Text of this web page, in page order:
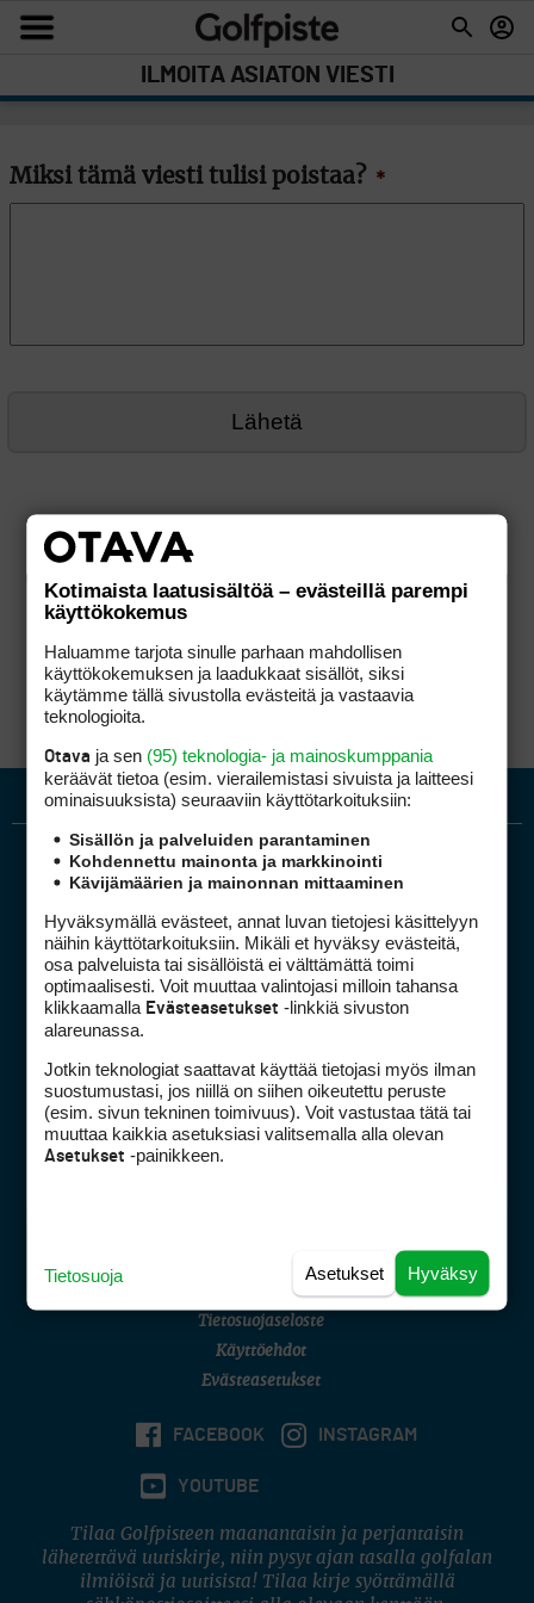
ILMOITA ASIATON VIESTI
Miksi tämä viesti tulisi poistaa? *
Golfpiste mediakortti
Golfpisteen yhteystiedot
DSA avoimuusraportti
Asiakaspalvelu
(digi) digi@otavamedia.fi
Tietosuojaseloste
Käyttöehdot
Evästeasetukset
FACEBOOK INSTAGRAM
YOUTUBE
Tilaa Golfpisteen maanantaisin ja perjantaisin
lähetettävä uutiskirje, niin pysyt ajan tasalla golfalan
ilmiöistä ja uutisista! Tilaa kirje syöttämällä
Kotimaista laatusisältöä – evästeillä parempi
käyttökokemus
Haluamme tarjota sinulle parhaan mahdollisen
käyttökokemuksen ja laadukkaat sisällöt, siksi
käytämme tällä sivustolla evästeitä ja vastaavia
teknologioita.
Otava ja sen (95) teknologia- ja mainoskumppania
keräävät tietoa (esim. vierailemis­tasi sivuista ja laitteesi
ominaisuuk­sista) seuraaviin käyttötarkoituksiin:
Sisällön ja palveluiden parantaminen
Kohdennettu mainonta ja markkinointi
Kävijämäärien ja mainonnan mittaaminen
Hyväksymällä evästeet, annat luvan tietojesi käsittelyyn
näihin käyttötarkoituksiin. Mikäli et hyväksy evästeitä,
osa palveluista tai sisällöistä ei välttämättä toimi
optimaalisesti. Voit muuttaa valintojasi milloin tahansa
klikkaamalla Evästeasetukset -linkkiä sivuston
alareunassa.
Jotkin teknologiat saattavat käyttää tietojasi myös ilman
suostumustasi, jos niillä on siihen oikeutettu peruste
(esim. sivun tekninen toimivuus). Voit vastustaa tätä tai
muuttaa kaikkia asetuksiasi valitsemalla alla olevan
Asetukset -painikkeen.
Hyväksy
Asetukset
Tietosuoja